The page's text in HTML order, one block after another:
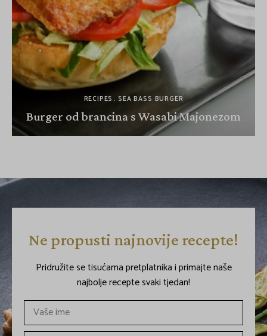
RECIPES SEA BASS BURGER
Burger od brancina s Wasabi Majonezom
Ne propusti najnovije recepte!
Pridružite se tisućama pretplatnika i primajte naše
najbolje recepte svaki tjedan!